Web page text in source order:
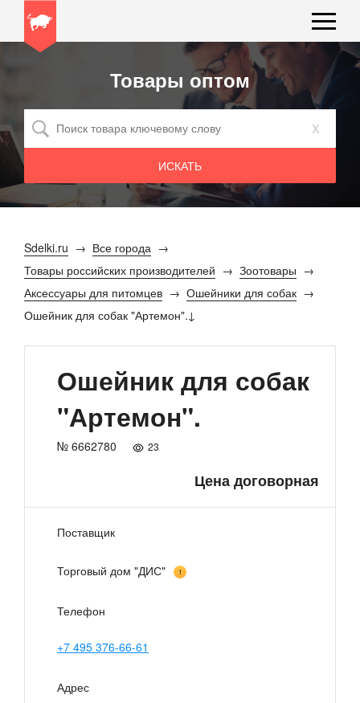
Товары оптом
x
Sdelki.ru
Все города
Товары российских производителей
Зоотовары
Аксессуары для питомцев
Ошейники для собак
Ошейник для собак "Артемон".
Ошейник для собак
"Артемон".
№ 6662780 23
Цена договорная
Поставщик
Торговый дом "ДИС" 1
Телефон
+7 495 376-66-61
Адрес